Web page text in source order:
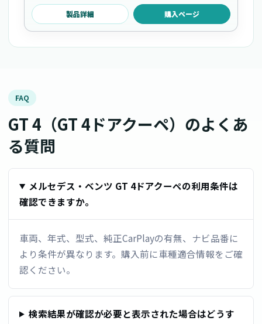
製品詳細 購入ページ
FAQ
GT 4（GT 4ドアクーペ）のよくあ
る質問
メルセデス・ベンツ GT 4ドアクーペの利用条件は
確認できますか。
車両、年式、型式、純正CarPlayの有無、ナビ品番に
より条件が異なります。購入前に車種適合情報をご確
認ください。
検索結果が確認が必要と表示された場合はどうす